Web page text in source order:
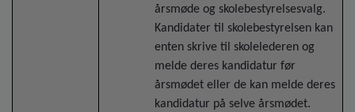
årsmøde og skolebestyrelsesvalg.
Kandidater til skolebestyrelsen kan
enten skrive til skolelederen og
melde deres kandidatur før
årsmødet eller de kan melde deres
kandidatur på selve årsmødet.